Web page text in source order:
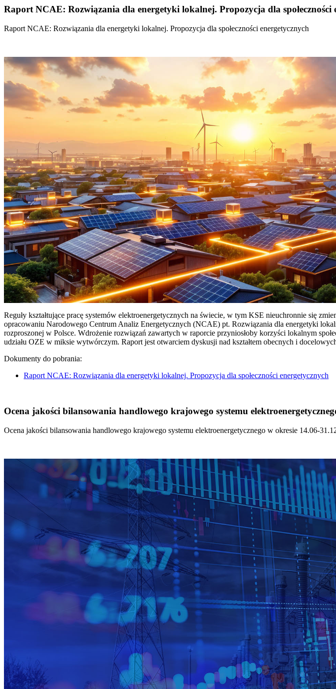
Raport NCAE: Rozwiązania dla energetyki lokalnej. Propozycja dla społeczności
Raport NCAE: Rozwiązania dla energetyki lokalnej. Propozycja dla społeczności energetycznych
Reguły kształtujące pracę systemów elektroenergetycznych na świecie, w tym KSE nieuchronnie się
opracowaniu Narodowego Centrum Analiz Energetycznych (NCAE) pt. Rozwiązania dla energetyki
rozproszonej w Polsce. Wdrożenie rozwiązań zawartych w raporcie przyniosłoby korzyści lokalnym
udziału OZE w miksie wytwórczym. Raport jest otwarciem dyskusji nad kształtem obecnych i
Dokumenty do pobrania:
Raport NCAE: Rozwiązania dla energetyki lokalnej. Propozycja dla społeczności energetycznych
Ocena jakości bilansowania handlowego krajowego systemu
Ocena jakości bilansowania handlowego krajowego systemu elektroenergetycznego w okresie 14.06-